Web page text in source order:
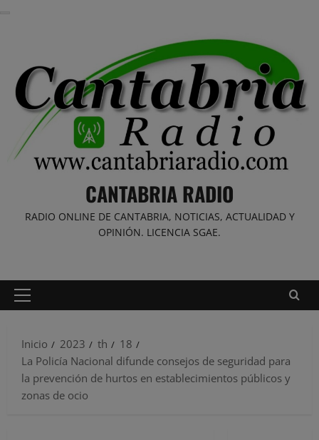
CANTABRIA RADIO
RADIO ONLINE DE CANTABRIA, NOTICIAS, ACTUALIDAD Y
OPINIÓN. LICENCIA SGAE.
Menú
Inicio
2023 th
18
La Policía Nacional difunde consejos de seguridad para
la prevención de hurtos en establecimientos públicos y
zonas de ocio